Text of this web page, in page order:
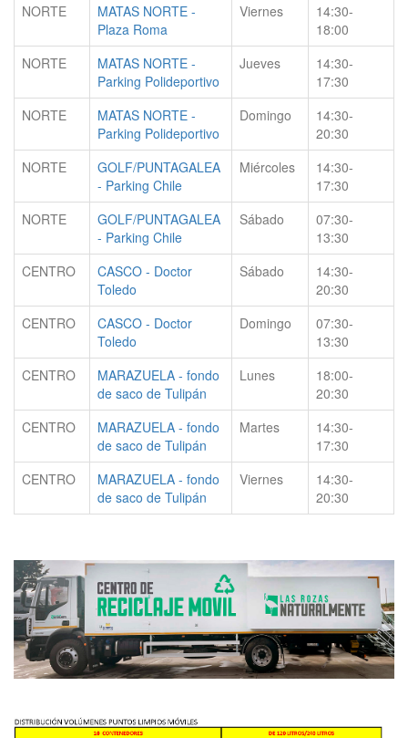
NORTE
MATAS NORTE -
Plaza Roma
Viernes
14:30-
18:00
NORTE
MATAS NORTE -
Parking Polideportivo
Jueves
14:30-
17:30
NORTE
MATAS NORTE -
Parking Polideportivo
Domingo
14:30-
20:30
NORTE
GOLF/PUNTAGALEA
- Parking Chile
Miércoles
14:30-
17:30
NORTE
GOLF/PUNTAGALEA
- Parking Chile
Sábado
07:30-
13:30
CENTRO
CASCO - Doctor
Toledo
Sábado
14:30-
20:30
CENTRO
CASCO - Doctor
Toledo
Domingo
07:30-
13:30
CENTRO
MARAZUELA - fondo
de saco de Tulipán
Lunes
18:00-
20:30
CENTRO
MARAZUELA - fondo
de saco de Tulipán
Martes
14:30-
17:30
CENTRO
MARAZUELA - fondo
de saco de Tulipán
Viernes
14:30-
20:30